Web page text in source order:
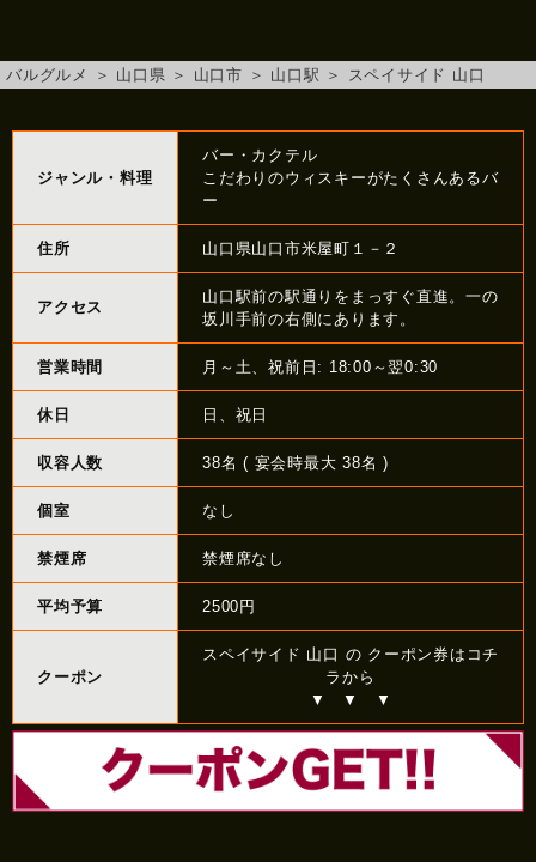
バルグルメ ＞ 山口県 ＞ 山口市 ＞ 山口駅 ＞ スペイサイド 山口
ジャンル・料理
バー・カクテル
こだわりのウィスキーがたくさんあるバ
ー
住所 山口県山口市米屋町１－２
アクセス
山口駅前の駅通りをまっすぐ直進。一の
坂川手前の右側にあります。
営業時間 月～土、祝前日: 18:00～翌0:30
休日 日、祝日
収容人数 38名 ( 宴会時最大 38名 )
個室 なし
禁煙席 禁煙席なし
平均予算 2500円
クーポン
スペイサイド 山口 の クーポン券はコチ
ラから
▼ ▼ ▼